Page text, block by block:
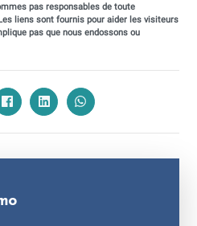
pas responsables de toute
liens sont fournis pour aider les visiteurs
pas que nous endossons ou